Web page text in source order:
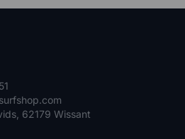
62179 Wissant